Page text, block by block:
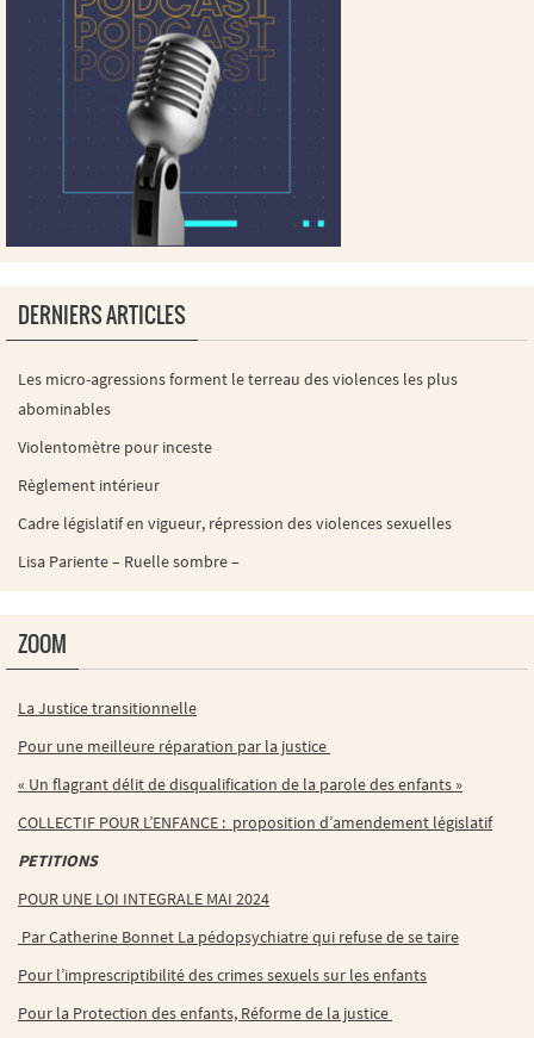
DERNIERS ARTICLES
Les micro-agressions forment le terreau des violences les plus
abominables
Violentomètre pour inceste
Règlement intérieur
Cadre législatif en vigueur, répression des violences sexuelles
Lisa Pariente – Ruelle sombre –
ZOOM
La Justice transitionnelle
Pour une meilleure réparation par la justice
« Un flagrant délit de disqualification de la parole des enfants »
COLLECTIF POUR L’ENFANCE : proposition d’amendement législatif
PETITIONS
POUR UNE LOI INTEGRALE MAI 2024
Par Catherine Bonnet La pédopsychiatre qui refuse de se taire
Pour l’imprescriptibilité des crimes sexuels sur les enfants
Pour la Protection des enfants, Réforme de la justice